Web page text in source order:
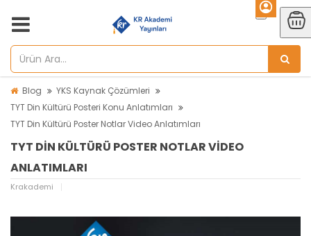
Blog
YKS Kaynak Çözümleri
TYT Din Kültürü Posteri Konu Anlatımları
TYT Din Kültürü Poster Notlar Video Anlatımları
TYT DIN KÜLTÜRÜ POSTER NOTLAR VIDEO
ANLATIMLARI
Krakademi